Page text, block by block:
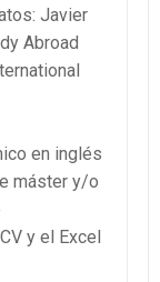
Javier
Abroad
en inglés
máster y/o
y el Excel